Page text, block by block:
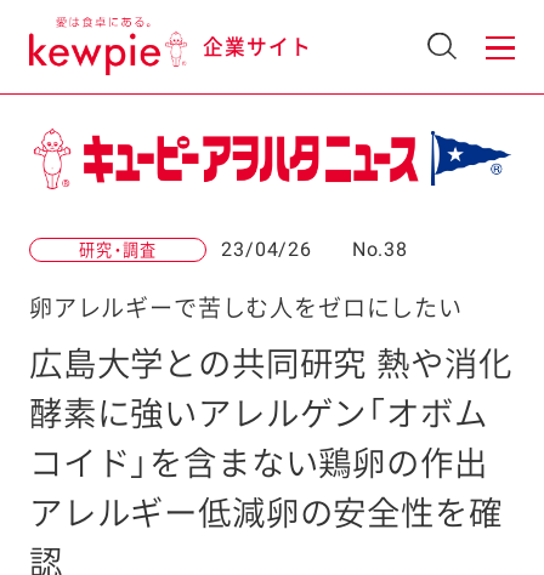
企業サイト
研究・調査 23/04/26 No.38
卵アレルギーで苦しむ人をゼロにしたい
広島大学との共同研究 熱や消化
酵素に強いアレルゲン「オボム
コイド」を含まない鶏卵の作出
アレルギー低減卵の安全性を確
認